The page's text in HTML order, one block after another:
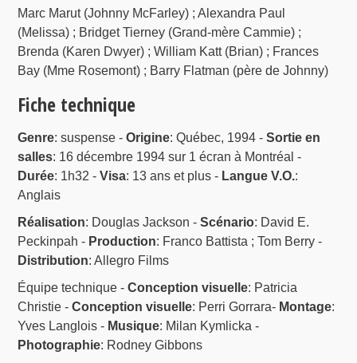
Marc Marut (Johnny McFarley) ; Alexandra Paul
(Melissa) ; Bridget Tierney (Grand-mère Cammie) ;
Brenda (Karen Dwyer) ; William Katt (Brian) ; Frances
Bay (Mme Rosemont) ; Barry Flatman (père de Johnny)
Fiche technique
Genre: suspense -Origine: Québec, 1994 -Sortie en
salles: 16 décembre 1994 sur 1 écran à Montréal -
Durée: 1h32 -Visa: 13 ans et plus - Langue V.O.:
Anglais
Réalisation: Douglas Jackson -Scénario: David E.
Peckinpah - Production: Franco Battista ; Tom Berry -
Distribution: Allegro Films
Équipe technique -Conception visuelle: Patricia
Christie -Conception visuelle: Perri Gorrara- Montage:
Yves Langlois - Musique: Milan Kymlicka -
Photographie: Rodney Gibbons